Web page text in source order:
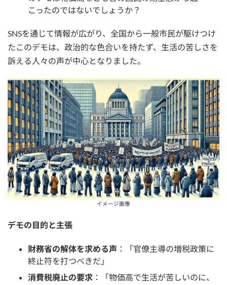
こったのではないでしょうか？
SNSを通じて情報が広がり、全国から一般市民が駆けつけ
たこのデモは、政治的な色合いを持たず、生活の苦しさを
訴える人々の声が中心となりました。
イメージ画像
デモの目的と主張
財務省の解体を求める声 ：「官僚主導の増税政策に
終止符を打つべきだ」
消費税廃止の要求 ：「物価高で生活が苦しいのに、